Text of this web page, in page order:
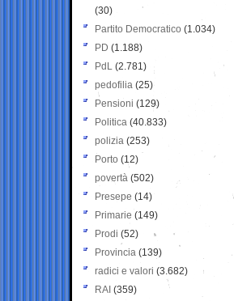
(30)
Partito Democratico (1.034)
PD (1.188)
PdL (2.781)
pedofilia (25)
Pensioni (129)
Politica (40.833)
polizia (253)
Porto (12)
povertà (502)
Presepe (14)
Primarie (149)
Prodi (52)
Provincia (139)
radici e valori (3.682)
RAI (359)